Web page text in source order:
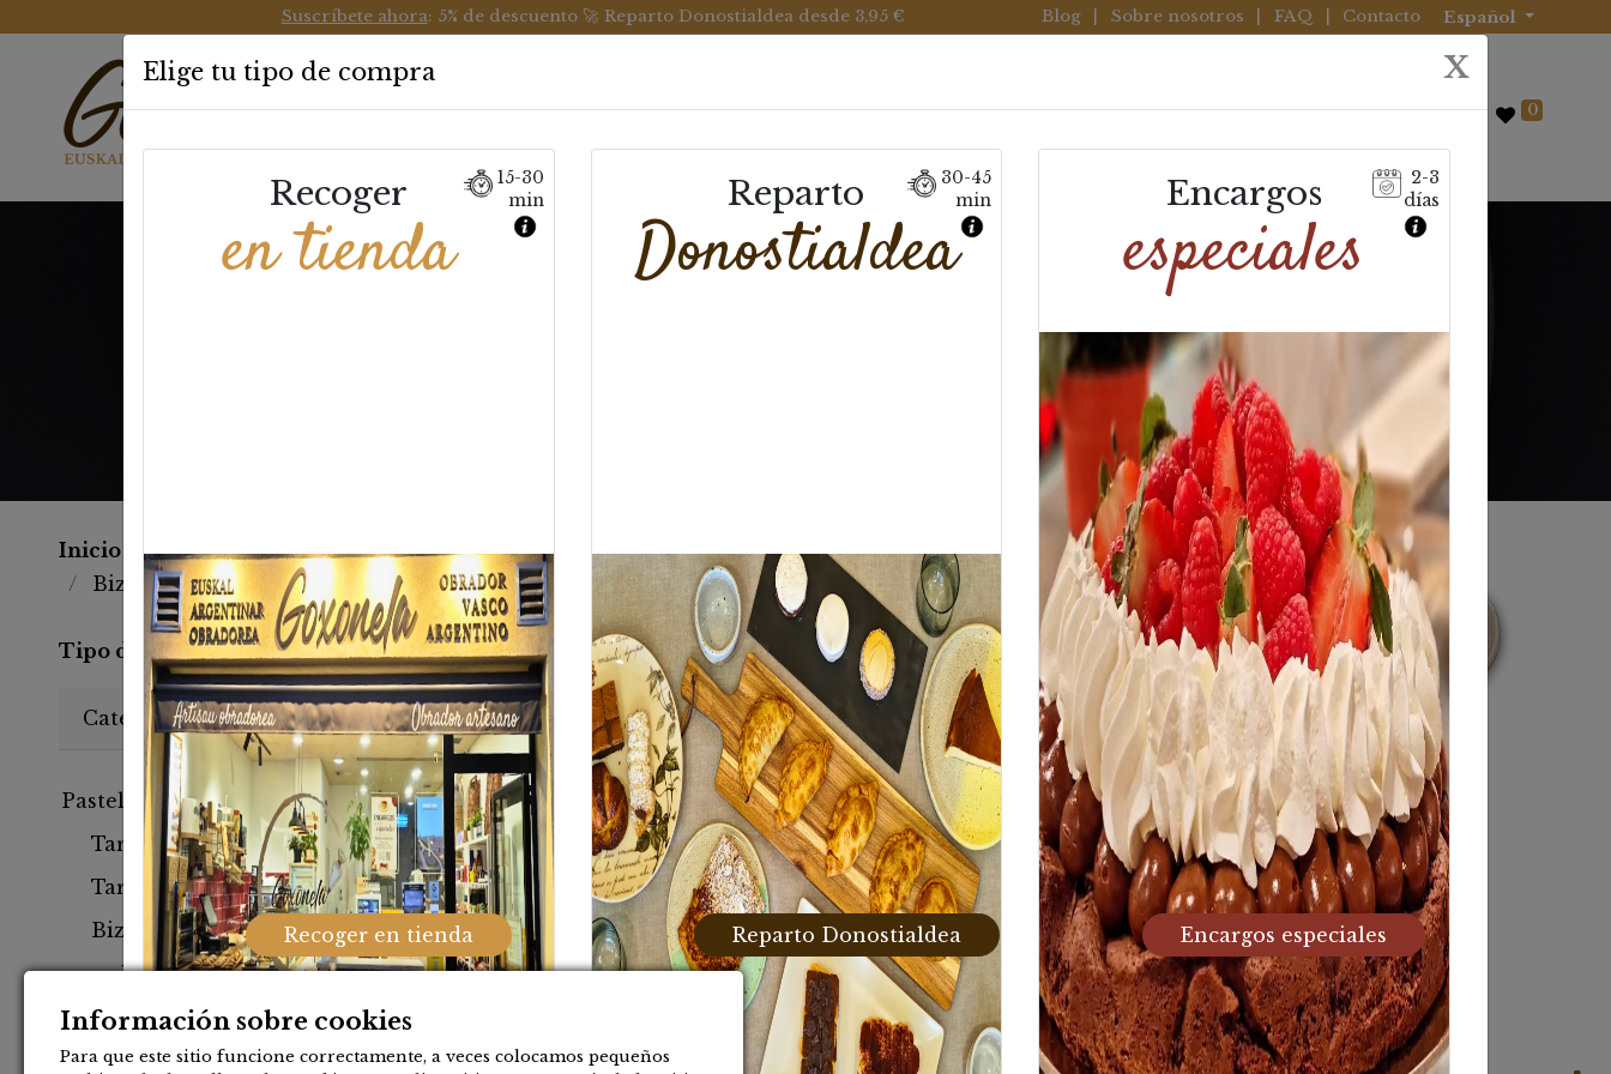
Suscríbete ahora: 5% de descuento 🚀 Reparto Donostialdea desde 3,95 € Blog Sobre nosotros FAQ Contacto Español
Pastelería Empanadas y Pan Despensa Bebidas 0 0
Bizcochos en porciones
Una manera sencilla de darse un buen capricho
Inicio
Bizcochos
Bizcochos en porciones
Tipo de compra:Sin indicar
Categorías
Pastelería
Tartas enteras
Tartas en porciones
Bizcochos
Bizcochos enteros
Bizcochos en
porciones
Bizcocho clásico sin
azúcar
3,10
Bizcocho de Doble
Chocolate
3,10€
Bizcocho integral
3,10 €
Bizcocho Vegano
3,10€
Información sobre cookies
Para que este sitio funcione correctamente, a veces colocamos pequeños
Elige tu tipo de compra X
Recoger
en tienda
15-30
min
Recoger en tienda
Reparto
Donostialdea
30-45
min
Reparto Donostialdea
Encargos
especiales
2-3
días
Encargos especiales